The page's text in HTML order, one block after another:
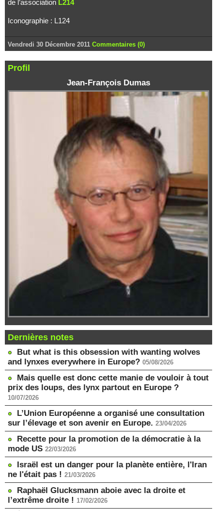
de l’association L214
Iconographie : L124
Vendredi 30 Décembre 2011 Commentaires (0)
Profil
Jean-François Dumas
Dernières notes
But what is this obsession with wanting wolves
and lynxes everywhere in Europe? 05/08/2026
Mais quelle est donc cette manie de vouloir à tout
prix des loups, des lynx partout en Europe ?
10/07/2026
L’Union Européenne a organisé une consultation
sur l’élevage et son avenir en Europe. 23/04/2026
Recette pour la promotion de la démocratie à la
mode US 22/03/2026
Israël est un danger pour la planète entière, l'Iran
ne l'était pas ! 21/03/2026
Raphaël Glucksmann aboie avec la droite et
l’extrême droite ! 17/02/2026